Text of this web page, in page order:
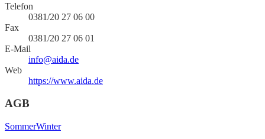
Telefon
0381/20 27 06 00
Fax
0381/20 27 06 01
E-Mail
info@aida.de
Web
https://www.aida.de
AGB
SommerWinter